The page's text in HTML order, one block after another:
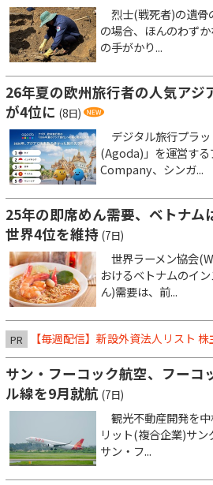
烈士(戦死者)の遺骨
の場合、ほんのわず
の手がかり...
26年夏の欧州旅行者の人気アジ
が4位に (8日)
デジタル旅行プラ
(Agoda)」を運営す
Company、シンガ...
25年の即席めん需要、ベトナ
世界4位を維持 (7日)
世界ラーメン協会
おけるベトナムのイ
ん)需要は、前...
PR 【毎週配信】新設外資法人リスト
サン・フーコック航空、フーコ
ル線を9月就航 (7日)
観光不動産開発を
リット(複合企業)サ
サン・フ...